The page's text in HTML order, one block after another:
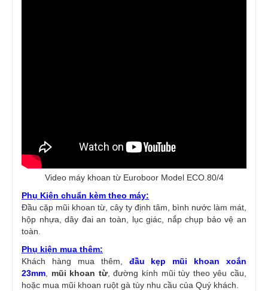
Video máy khoan từ Euroboor Model ECO.80/4
Phụ Kiện chuẩn kèm theo máy:
Đầu cặp mũi khoan từ, cây ty định tâm, bình nước làm mát,
hộp nhựa, dây đai an toàn, lục giác, nắp chụp bảo vệ an
toàn.
Phụ kiện mua thêm:
Khách hàng mua thêm, đầu kẹp mũi khoan xoắn
23mm
mũi khoan từ, đường kính mũi tùy theo yêu cầu,
hoặc mua mũi khoan ruột gà tùy nhu cầu của Quý khách.